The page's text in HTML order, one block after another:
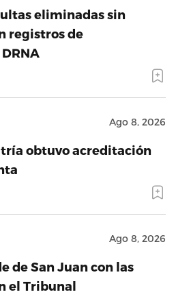
eliminadas sin
registros de
Ago 8, 2026
obtuvo acreditación
Ago 8, 2026
de San Juan con las
el Tribunal